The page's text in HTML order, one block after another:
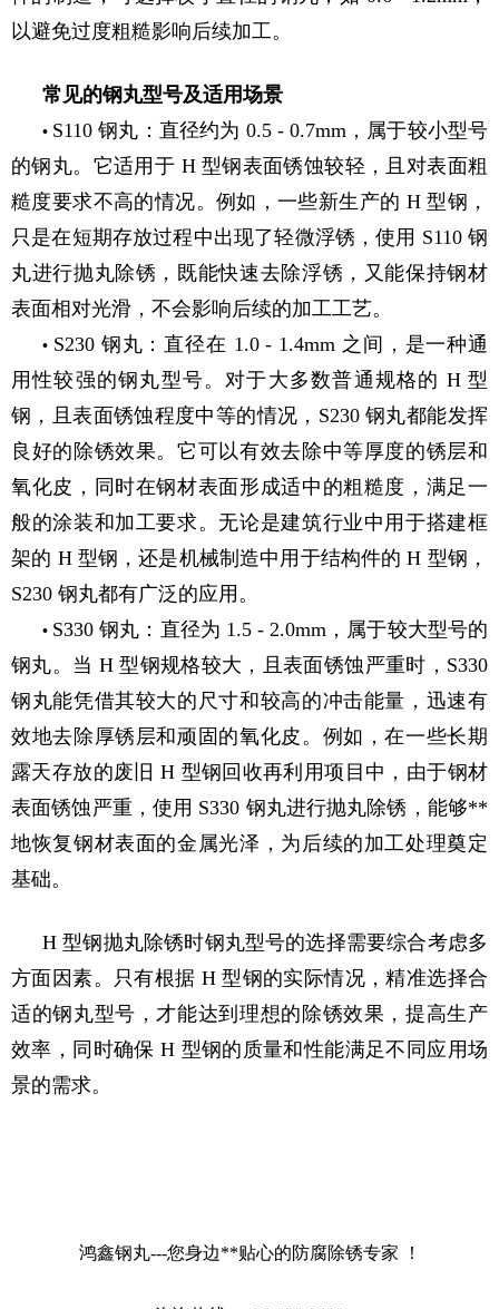
以避免过度粗糙影响后续加工。
常见的钢丸型号及适用场景
• S110 钢丸：直径约为 0.5 - 0.7mm，属于较小型号
的钢丸。它适用于 H 型钢表面锈蚀较轻，且对表面粗
糙度要求不高的情况。例如，一些新生产的 H 型钢，
只是在短期存放过程中出现了轻微浮锈，使用 S110 钢
丸进行抛丸除锈，既能快速去除浮锈，又能保持钢材
表面相对光滑，不会影响后续的加工工艺。
• S230 钢丸：直径在 1.0 - 1.4mm 之间，是一种通
用性较强的钢丸型号。对于大多数普通规格的 H 型
钢，且表面锈蚀程度中等的情况，S230 钢丸都能发挥
良好的除锈效果。它可以有效去除中等厚度的锈层和
氧化皮，同时在钢材表面形成适中的粗糙度，满足一
般的涂装和加工要求。无论是建筑行业中用于搭建框
架的 H 型钢，还是机械制造中用于结构件的 H 型钢，
S230 钢丸都有广泛的应用。
• S330 钢丸：直径为 1.5 - 2.0mm，属于较大型号的
钢丸。当 H 型钢规格较大，且表面锈蚀严重时，S330
钢丸能凭借其较大的尺寸和较高的冲击能量，迅速有
效地去除厚锈层和顽固的氧化皮。例如，在一些长期
露天存放的废旧 H 型钢回收再利用项目中，由于钢材
表面锈蚀严重，使用 S330 钢丸进行抛丸除锈，能够**
地恢复钢材表面的金属光泽，为后续的加工处理奠定
基础。
H 型钢抛丸除锈时钢丸型号的选择需要综合考虑多
方面因素。只有根据 H 型钢的实际情况，精准选择合
适的钢丸型号，才能达到理想的除锈效果，提高生产
效率，同时确保 H 型钢的质量和性能满足不同应用场
景的需求。
鸿鑫钢丸---您身边**贴心的防腐除锈专家 ！